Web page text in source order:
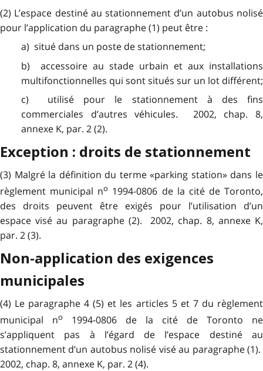
(2) L’espace destiné au stationnement d’un autobus nolisé
pour l’application du paragraphe (1) peut être :
a) situé dans un poste de stationnement;
b) accessoire au stade urbain et aux installations
multifonctionnelles qui sont situés sur un lot différent;
c) utilisé pour le stationnement à des fins
commerciales d’autres véhicules. 2002, chap. 8,
annexe K, par. 2 (2).
Exception : droits de stationnement
(3) Malgré la définition du terme «parking station» dans le
règlement municipal no 1994-0806 de la cité de Toronto,
des droits peuvent être exigés pour l’utilisation d’un
espace visé au paragraphe (2). 2002, chap. 8, annexe K,
par. 2 (3).
Non-application des exigences
municipales
(4) Le paragraphe 4 (5) et les articles 5 et 7 du règlement
municipal no
1994-0806 de la cité de Toronto ne
s’appliquent pas à l’égard de l’espace destiné au
stationnement d’un autobus nolisé visé au paragraphe (1).
2002, chap. 8, annexe K, par. 2 (4).